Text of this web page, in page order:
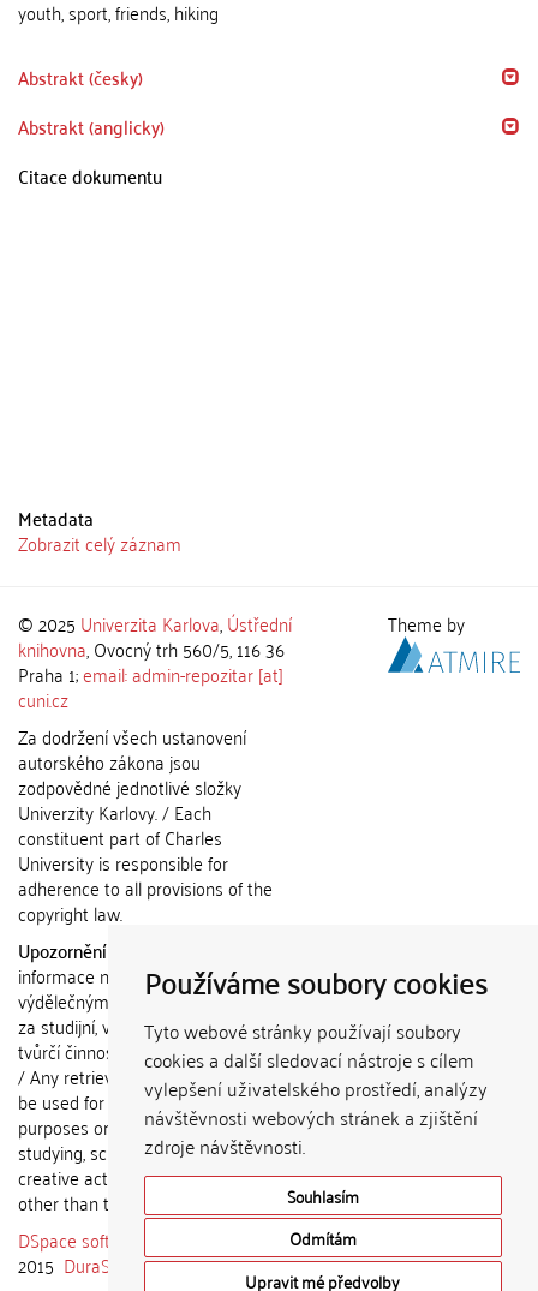
Používáme soubory cookies
Tyto webové stránky používají soubory
cookies a další sledovací nástroje s cílem
vylepšení uživatelského prostředí, analýzy
návštěvnosti webových stránek a zjištění
zdroje návštěvnosti.
Souhlasím
Odmítám
Upravit mé předvolby
youth, sport, friends, hiking
Abstrakt (česky)
Abstrakt (anglicky)
Citace dokumentu
Metadata
Zobrazit celý záznam
© 2025 Univerzita Karlova,Ústřední
knihovna, Ovocný trh 560/5, 116 36
Praha 1;email: admin-repozitar [at]
cuni.cz
Za dodržení všech ustanovení
autorského zákona jsou
zodpovědné jednotlivé složky
Univerzity Karlovy. / Each
constituent part of Charles
University is responsible for
adherence to all provisions of the
copyright law.
Upozornění / Notice:
informace nemohou být použity k
výdělečným účelům nebo vydávány
za studijní, vědeckou nebo jinou
tvůrčí činnost jiné osoby než autora.
/ Any retrieved information shall not
be used for any commercial
purposes or claimed as results of
studying, scientific or any other
creative activities of any person
other than the author.
DSpace software
copyright © 2002-
2015 DuraSpace
Theme by